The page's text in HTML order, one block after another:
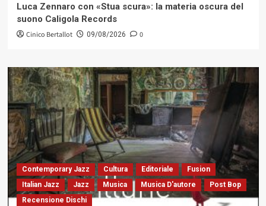
Luca Zennaro con «Stua scura»: la materia oscura del
suono Caligola Records
Cinico Bertallot 09/08/2026 0
Contemporary Jazz Cultura Editoriale
Fusion
Italian Jazz
Jazz Musica Musica D'autore
Post Bop
Recensione Dischi